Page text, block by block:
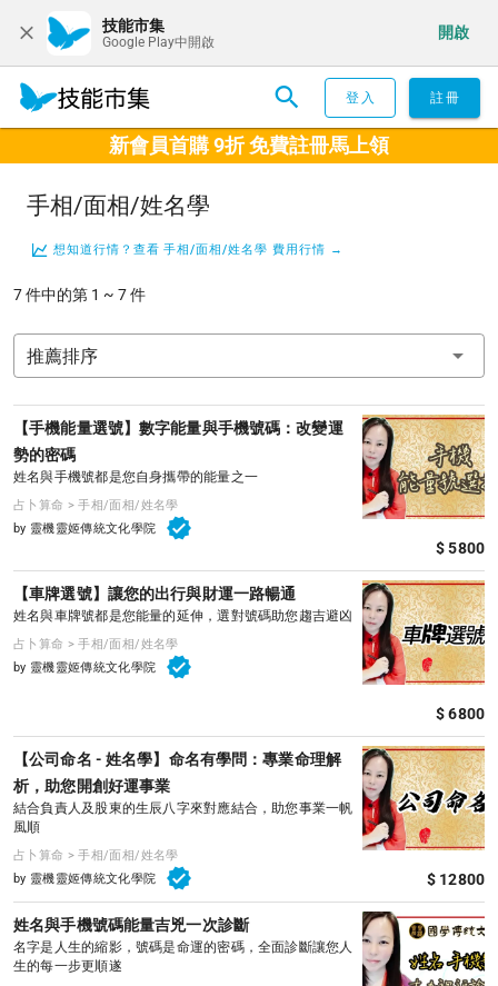
技能市集
Google Play中開啟
開啟
登入 註冊
新會員首購 9折 免費註冊馬上領
手相/面相/姓名學
想知道行情？查看 手相/面相/姓名學 費用行情 →
7 件中的第 1 ~ 7 件
推薦排序
【手機能量選號】數字能量與手機號碼：改變運
勢的密碼
姓名與手機號都是您自身攜帶的能量之一
占卜算命 > 手相/面相/姓名學
by 靈機靈姬傳統文化學院
$ 5800
【車牌選號】讓您的出行與財運一路暢通
姓名與車牌號都是您能量的延伸，選對號碼助您趨吉避凶
占卜算命 > 手相/面相/姓名學
by 靈機靈姬傳統文化學院
$ 6800
【公司命名 - 姓名學】命名有學問：專業命理解
析，助您開創好運事業
結合負責人及股東的生辰八字來對應結合，助您事業一帆
風順
占卜算命 > 手相/面相/姓名學
by 靈機靈姬傳統文化學院
$ 12800
姓名與手機號碼能量吉兇一次診斷
名字是人生的縮影，號碼是命運的密碼，全面診斷讓您人
生的每一步更順遂